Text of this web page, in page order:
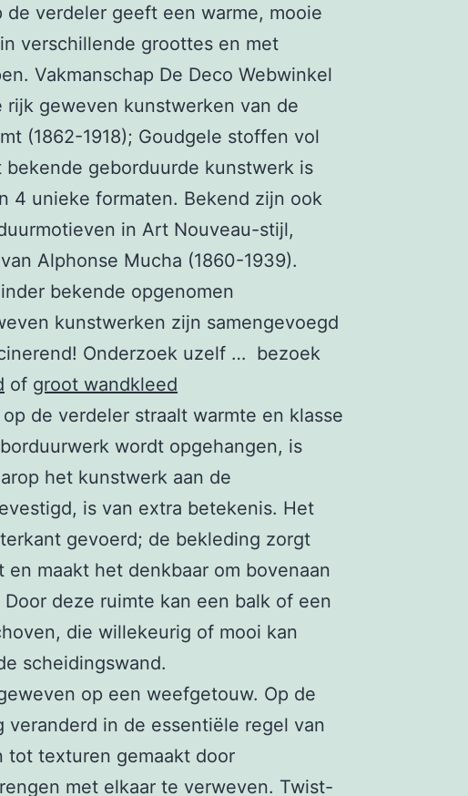
de verdeler geeft een warme, mooie
verschillende groottes en met
Vakmanschap De Deco Webwinkel
geweven kunstwerken van de
(1862-1918); Goudgele stoffen vol
geborduurde kunstwerk is
4 unieke formaten. Bekend zijn ook
in Art Nouveau-stijl,
Alphonse Mucha (1860-1939).
bekende opgenomen
kunstwerken zijn samengevoegd
Onderzoek uzelf … bezoek
of groot wandkleed
de verdeler straalt warmte en klasse
wordt opgehangen, is
het kunstwerk aan de
is van extra betekenis. Het
gevoerd; de bekleding zorgt
maakt het denkbaar om bovenaan
deze ruimte kan een balk of een
die willekeurig of mooi kan
scheidingswand.
op een weefgetouw. Op de
veranderd in de essentiële regel van
tot texturen gemaakt door
met elkaar te verweven. Twist-